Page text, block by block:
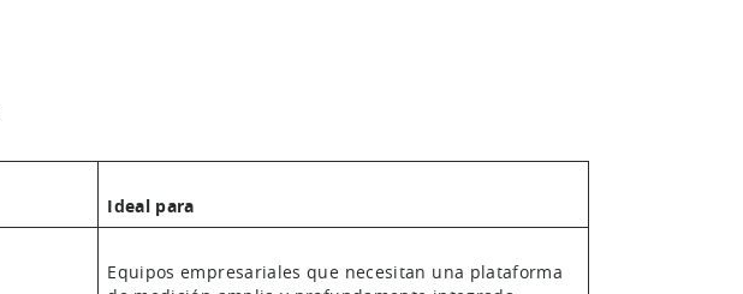
Ideal para
Equipos empresariales que necesitan una plataforma